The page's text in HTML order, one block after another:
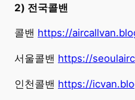
2) 전국콜밴
콜밴 https://
서울콜밴 https://
인천콜밴 https://